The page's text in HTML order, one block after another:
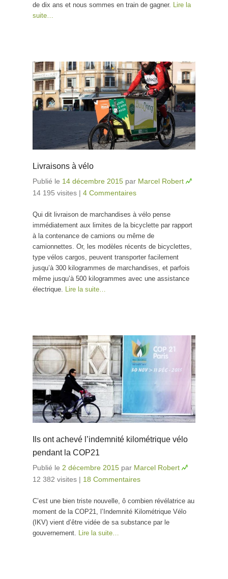
de dix ans et nous sommes en train de gagner.
Lire la
suite…
Livraisons à vélo
Publié le 14 décembre 2015 par Marcel Robert
14 195 visites | 4 Commentaires
Qui dit livraison de marchandises à vélo pense
immédiatement aux limites de la bicyclette par rapport
à la contenance de camions ou même de
camionnettes. Or, les modèles récents de bicyclettes,
type vélos cargos, peuvent transporter facilement
jusqu’à 300 kilogrammes de marchandises, et parfois
même jusqu’à 500 kilogrammes avec une assistance
électrique. Lire la suite…
Ils ont achevé l’indemnité kilométrique vélo
pendant la COP21
Publié le 2 décembre 2015 par Marcel Robert
12 382 visites | 18 Commentaires
C’est une bien triste nouvelle, ô combien révélatrice au
moment de la COP21, l’Indemnité Kilométrique Vélo
(IKV) vient d’être vidée de sa substance par le
gouvernement. Lire la suite…